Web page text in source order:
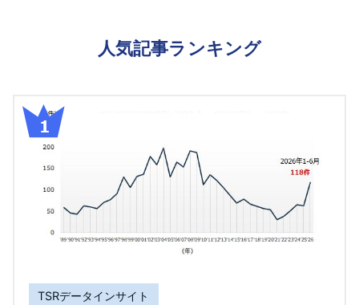
人気記事ランキング
TSRデータインサイト